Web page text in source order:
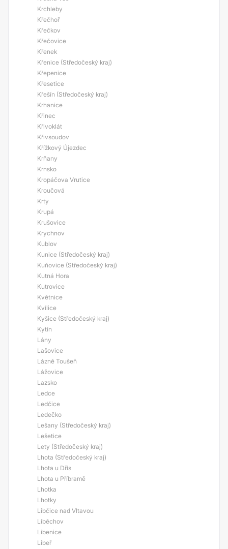
Krchleby
Křečhoř
Křečkov
Křečovice
Křenek
Křenice (Středočeský kraj)
Křepenice
Křesetice
Křešín (Středočeský kraj)
Krhanice
Křinec
Křivoklát
Křivsoudov
Křížkový Újezdec
Krňany
Krnsko
Kropáčova Vrutice
Kroučová
Krty
Krupá
Krušovice
Krychnov
Kublov
Kunice (Středočeský kraj)
Kuňovice (Středočeský kraj)
Kutná Hora
Kutrovice
Květnice
Kvílice
Kyšice (Středočeský kraj)
Kytín
Lány
Lašovice
Lázně Toušeň
Lážovice
Lazsko
Ledce
Ledčice
Ledečko
Lešany (Středočeský kraj)
Lešetice
Lety (Středočeský kraj)
Lhota (Středočeský kraj)
Lhota u Dřís
Lhota u Příbramě
Lhotka
Lhotky
Libčice nad Vltavou
Liběchov
Libenice
Libeř